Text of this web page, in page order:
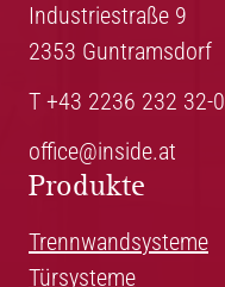
Industriestraße 9
2353 Guntramsdorf
T +43 2236 232 32-0
office@inside.at
Produkte
Trennwandsysteme
Türsysteme